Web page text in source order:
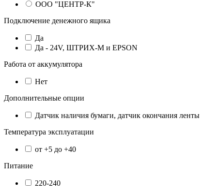
ООО "ЦЕНТР-К"
Подключение денежного ящика
Да
Да - 24V, ШТРИХ-М и EPSON
Работа от аккумулятора
Нет
Дополнительные опции
Датчик наличия бумаги, датчик окончания ленты
Температура эксплуатации
от +5 до +40
Питание
220-240